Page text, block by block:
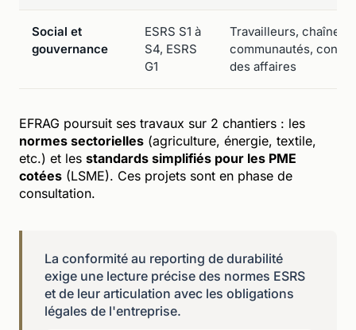
Social et
gouvernance
ESRS S1 à
S4, ESRS
G1
Travailleurs, chaîne
communautés,
des affaires
EFRAG poursuit ses travaux sur 2 chantiers : les
normes sectorielles (agriculture, énergie, textile,
etc.) et les standards simplifiés pour les PME
cotées (LSME). Ces projets sont en phase de
consultation.
La conformité au reporting de durabilité
exige une lecture précise des normes ESRS
et de leur articulation avec les obligations
légales de l'entreprise.